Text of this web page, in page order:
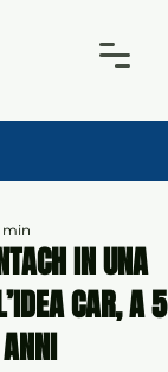
IN UNA
CAR, A 5
min